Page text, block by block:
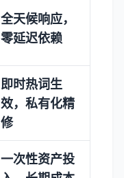
全天候响应，
零延迟依赖
即时热词生
效，私有化精
修
一次性资产投